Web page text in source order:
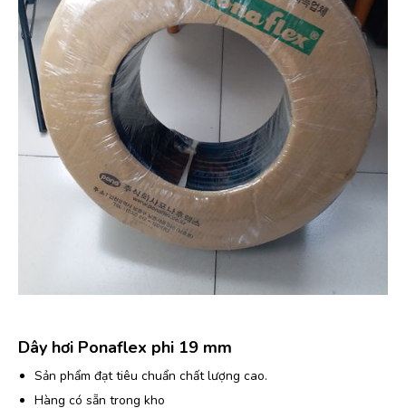
Dây hơi Ponaflex phi 19 mm
Sản phẩm đạt tiêu chuẩn chất lượng cao.
Hàng có sẵn trong kho